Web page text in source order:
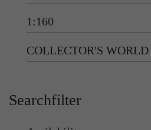
1:160
COLLECTOR'S WORLD
Searchfilter